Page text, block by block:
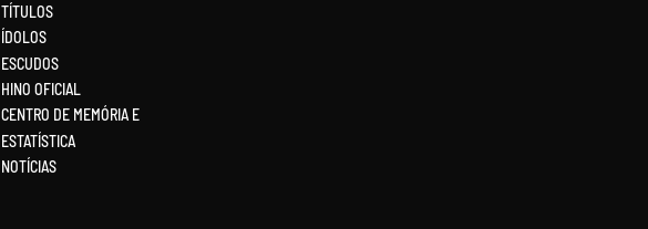
TÍTULOS
ÍDOLOS
ESCUDOS
HINO OFICIAL
CENTRO DE MEMÓRIA E
ESTATÍSTICA
NOTÍCIAS